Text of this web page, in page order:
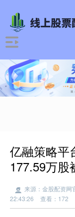
亿融策略平
177.59万股
来源：金股配资网
22:43:26
查看：172